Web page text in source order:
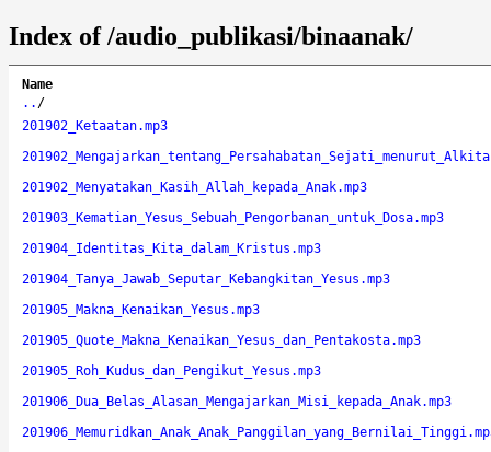
Index of /audio_publikasi/binaanak/
Name
.. /
201902_Ketaatan.mp3
201902_Menyatakan_Kasih_Allah_kepada_Anak.mp3
201903_Kematian_Yesus_Sebuah_Pengorbanan_untuk_Dosa.mp3
201904_Identitas_Kita_dalam_Kristus.mp3
201904_Tanya_Jawab_Seputar_Kebangkitan_Yesus.mp3
201905_Makna_Kenaikan_Yesus.mp3
201905_Quote_Makna_Kenaikan_Yesus_dan_Pentakosta.mp3
201905_Roh_Kudus_dan_Pengikut_Yesus.mp3
201906_Dua_Belas_Alasan_Mengajarkan_Misi_kepada_Anak.mp3